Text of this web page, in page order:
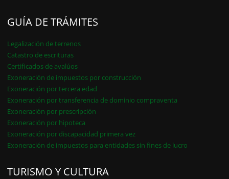
GUÍA DE TRÁMITES
Legalización de terrenos
Catastro de escrituras
Certificados de avalúos
Exoneración de impuestos por construcción
Exoneración por tercera edad
Exoneración por transferencia de dominio compraventa
Exoneración por prescripción
Exoneración por hipoteca
Exoneración por discapacidad primera vez
Exoneración de impuestos para entidades sin fines de lucro
TURISMO Y CULTURA